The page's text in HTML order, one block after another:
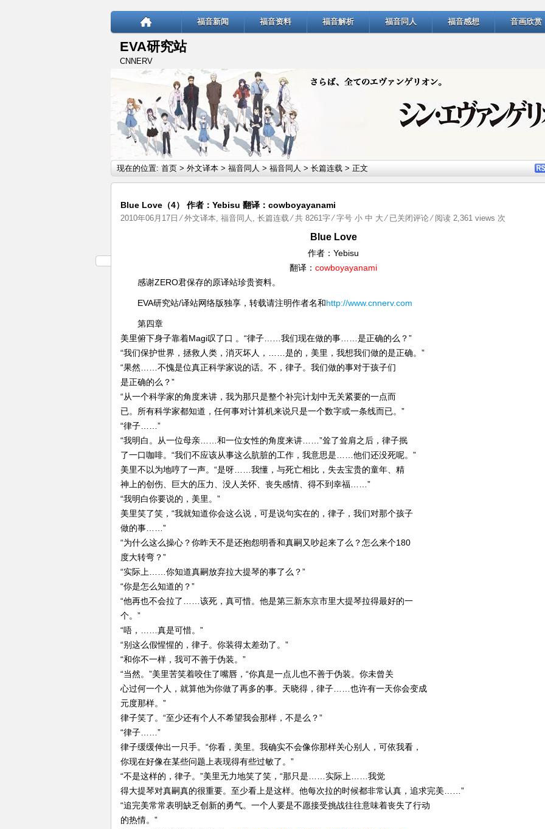
福音新闻 福音资料 福音解析 福音同人 福音感想 音画欣赏
EVA研究站
CNNERV
现在的位置: 首页 > 外文译本 > 福音同人 > 福音同人 > 长篇连载 > 正文
Blue Love（4） 作者：Yebisu 翻译：cowboyayanami
2010年06月17日 ⁄外文译本, 福音同人 , 长篇连载⁄ 共 8261字 ⁄ 字号 小 中 大 ⁄ Blue
已关闭评论⁄ 阅读 2,361 views 次
Blue Love
作者：Yebisu
翻译： cowboyayanami
感谢ZERO君保存的原译站珍贵资料。
EVA研究站/译站网络版独享，转载请注明作者名和http://www.cnnerv.com
第四章
美里俯下身子靠着Magi叹了口 。“律子……我们现在做的事……是正确的么？”
“我们保护世界，拯救人类，消灭坏人，……是的，美里，我想我们做的是正确。”
“果然……不愧是位真正科学家说的话。不，律子。我们做的事对于孩子们
是正确的么？”
“从一个科学家的角度来讲，我为那只是整个补完计划中无关紧要的一点而
已。所有科学家都知道，任何事对计算机来说只是一个数字或一条线而已。”
“律子……”
“我明白。从一位母亲……和一位女性的角度来讲……”耸了耸肩之后，律子抿
了一口咖啡。“我们不应该从事这么肮脏的工作，我意思是……他们还没死呢。”
美里不以为地哼了一声。“是呀……我懂，与死亡相比，失去宝贵的童年、精
神上的创伤、巨大的压力、没人关怀、丧失感情、得不到幸福……”
“我明白你要说的，美里。”
美里笑了笑，“我就知道你会这么说，可是说句实在的，律子，我们对那个孩子
做的事……”
“为什么这么操心？你昨天不是还抱怨明香和真嗣又吵起来了么？怎么来个180
度大转弯？”
“实际上……你知道真嗣放弃拉大提琴的事了么？”
“你是怎么知道的？”
“他再也不会拉了……该死，真可惜。他是第三新东京市里大提琴拉得最好的一
个。”
“唔，……真是可惜。”
“别这么假惺惺的，律子。你装得太差劲了。”
“和你不一样，我可不善于伪装。”
“当然。”美里苦笑着咬住了嘴唇，“你真是一点儿也不善于伪装。你未曾关
心过何一个人，就算他为你做了再多的事。天晓得，律子……也许有一天你会变成
元度那样。”
律子笑了。“至少还有个人不希望我会那样，不是么？”
“律子……”
律子缓缓伸出一只手。“你看，美里。我确实不会像你那样关心别人，可依我看，
你现在好像在某些问题上表现得有些过敏了。”
“不是这样的，律子。”美里无力地笑了笑，“那只是……实际上……我觉
得大提琴对真嗣真的很重要。至少看上是这样。他每次拉的时候都非常认真，追求完美……”
“追完美常常表明缺乏创新的勇气。一个人要是不愿接受挑战往往意味着丧失了行动
的热情。”